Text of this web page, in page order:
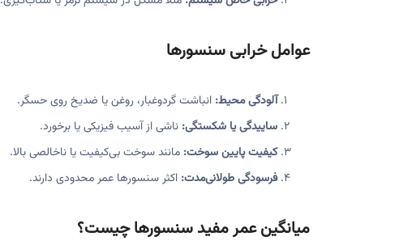
عوامل خرابی سنسورها
آلودگی محیط: انباشت گردوغبار، روغن یا ضدیخ روی حسگر.
ساییدگی یا شکستگی: ناشی از آسیب فیزیکی یا برخورد.
کیفیت پایین سوخت: مانند سوخت بی‌کیفیت یا ناخالصی بالا.
فرسودگی طولانی‌مدت: اکثر سنسورها عمر محدودی دارند.
میانگین عمر مفید سنسورها چیست؟